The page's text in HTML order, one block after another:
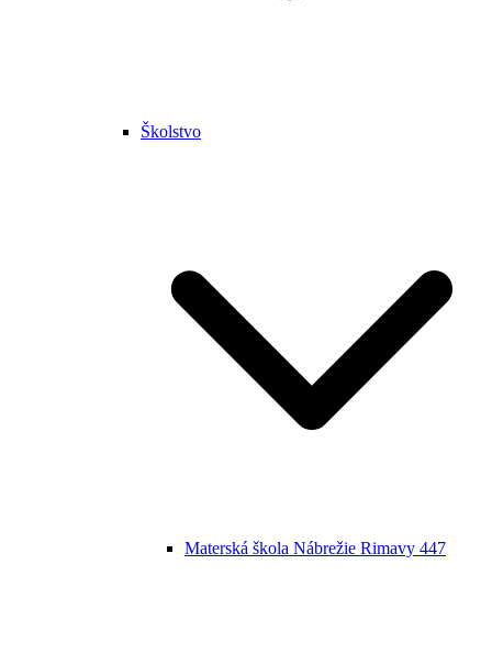
Školstvo
Materská škola Nábrežie Rimavy 447